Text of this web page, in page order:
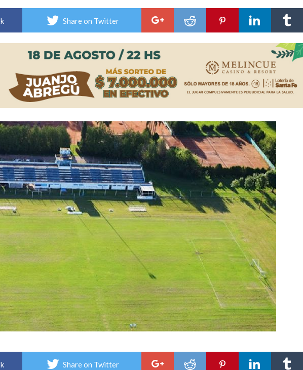
este viernes arranca el Clausura con agenda confirmada y planteles renovados
Share on Twitter
Share on Twitter